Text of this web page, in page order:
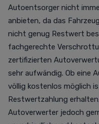
Autoentsorger nicht
anbieten, da das
nicht genug Restwert
fachgerechte
zertifizierten
sehr aufwändig. Ob eine
völlig kostenlos möglich
Restwertzahlung
Autoverwerter jedoch